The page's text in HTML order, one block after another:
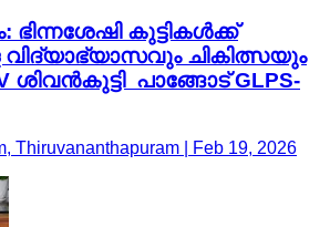
കുട്ടികൾക്ക്
ചികിത്സയും
ശിവൻകുട്ടി പാങ്ങോട് GLPS-
Thiruvananthapuram | Feb 19, 2026